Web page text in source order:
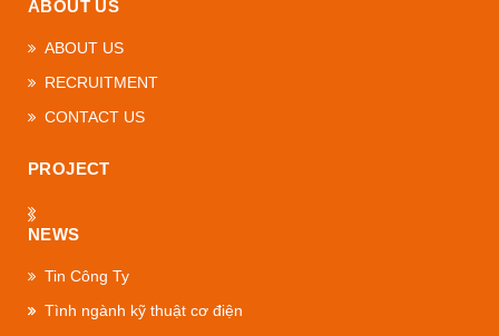
ABOUT US
ABOUT US
RECRUITMENT
CONTACT US
PROJECT
NEWS
Tin Công Ty
Tình ngành kỹ thuật cơ điện